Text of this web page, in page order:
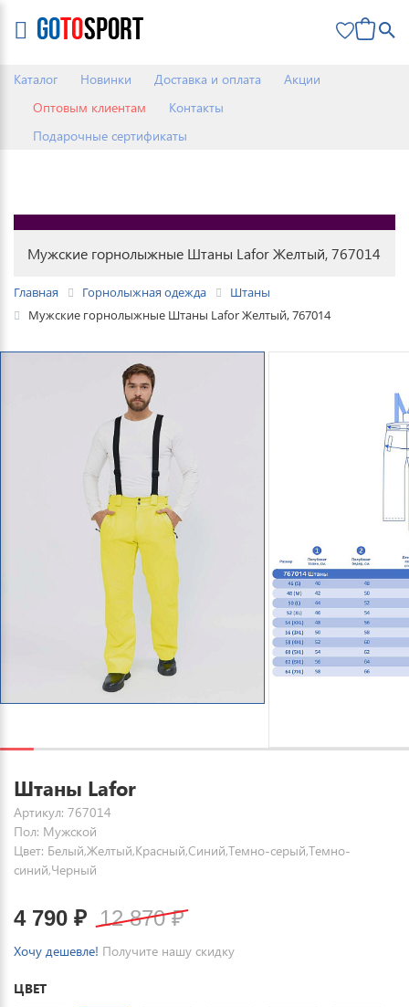
Каталог Новинки Доставка и оплата
Акции
Оптовым клиентам
Контакты
Подарочные сертификаты
0
Мужские горнолыжные Штаны Lafor Желтый, 767014
Главная Горнолыжная одежда
Штаны
Мужские горнолыжные Штаны Lafor Желтый, 767014
Штаны Lafor
Артикул: 767014
Пол: Мужской
Цвет: Белый,Желтый,Красный,Синий,Темно-серый,Темно-
синий,Черный
4 790 ₽ 12 870₽
Хочу дешевле! Получите нашу скидку
ЦВЕТ